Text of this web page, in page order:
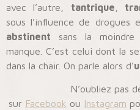
avec l’autre, tantrique
sous l’influence de
abstinent sans la
manque. C’est celui dont la
dans la chair. On parle alors d’
N’oubliez pas
sur Facebook ou Instagram